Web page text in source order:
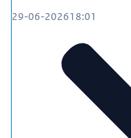
29-06-202618:01